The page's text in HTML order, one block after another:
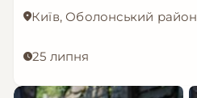
Київ, Оболонський район
25 липня